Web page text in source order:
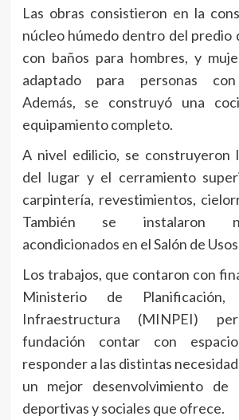
Las obras consistieron en la
núcleo húmedo dentro del predio
con baños para hombres, y
adaptado para personas con
Además, se construyó una
equipamiento completo.
A nivel edilicio, se construyeron
del lugar y el cerramiento
carpintería, revestimientos,
También se instalaron
acondicionados en el Salón de
Los trabajos, que contaron con
Ministerio de
Infraestructura (MINPEI)
fundación contar con
responder a las distintas
un mejor desenvolvimiento de
deportivas y sociales que ofrece.